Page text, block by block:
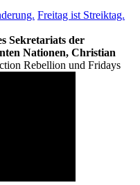
Freitag ist Streiktag.
Sekretariats der
Nationen, Christian
Rebellion und Fridays